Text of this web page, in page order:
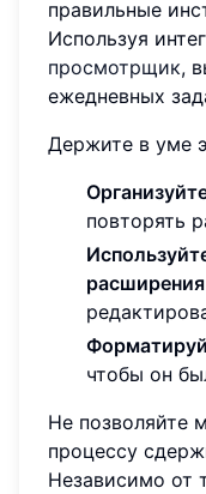
правильные
Используя
просмотрщик,
ежедневных
Держите в уме
повторять
расширения
чтобы он
Не позволяйте
процессу
Независимо от